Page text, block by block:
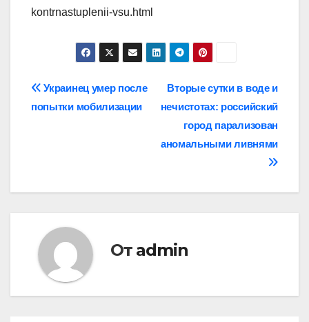
kontrnastuplenii-vsu.html
Навигация
Вторые сутки в воде и
нечистотах: российский
город парализован
аномальными ливнями
Украинец умер после
попытки мобилизации
От admin